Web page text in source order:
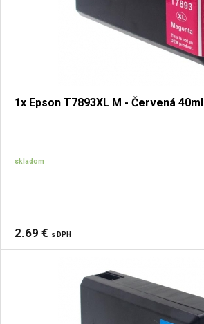
1x Epson T7893XL M - Červená 40ml
skladom
2.69 € s DPH